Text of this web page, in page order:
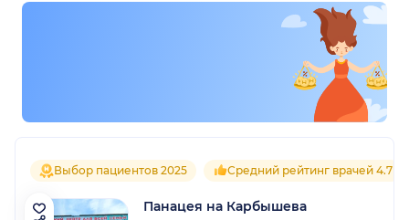
Выбор пациентов 2025 Средний рейтинг врачей 4.7
Панацея на Карбышева